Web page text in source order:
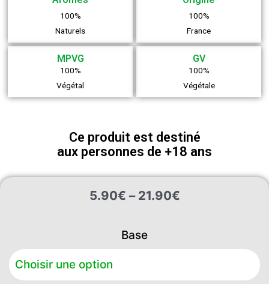
100%
Naturels
100%
France
MPVG
100%
Végétal
GV
100%
Végétale
Ce produit est destiné
aux personnes de +18 ans
5.90€ – 21.90€
Plage
5.90€
à
Base